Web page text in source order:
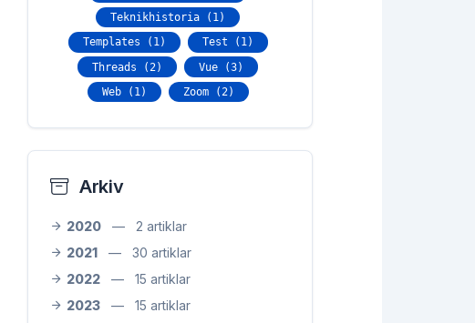
Teknikhistoria (1)
Templates (1)
Test (1)
Threads (2)
Vue (3)
Web (1)
Zoom (2)
Arkiv
2020 —
2 artiklar
2021
—
30 artiklar
2022
—
15 artiklar
2023
—
15 artiklar